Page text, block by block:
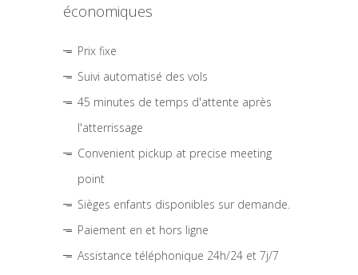
économiques
Prix fixe
Suivi automatisé des vols
45 minutes de temps d'attente après
l'atterrissage
Convenient pickup at precise meeting
point
Sièges enfants disponibles sur demande.
Paiement en et hors ligne
Assistance téléphonique 24h/24 et 7j/7